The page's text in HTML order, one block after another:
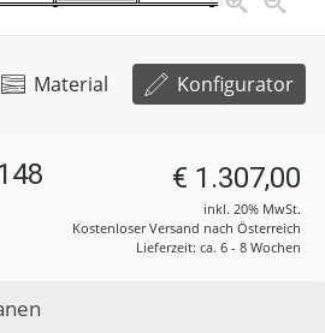
Material Konfigurator
€ 1.307,00
inkl. 20% MwSt.
Kostenloser Versand nach Österreich
Lieferzeit: ca. 6 - 8 Wochen